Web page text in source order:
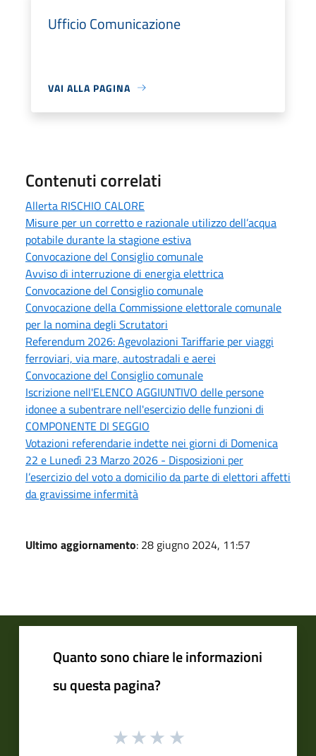
Ufficio Comunicazione
VAI ALLA PAGINA
Contenuti correlati
Allerta RISCHIO CALORE
Misure per un corretto e razionale utilizzo dell’acqua
potabile durante la stagione estiva
Convocazione del Consiglio comunale
Avviso di interruzione di energia elettrica
Convocazione del Consiglio comunale
Convocazione della Commissione elettorale comunale
per la nomina degli Scrutatori
Referendum 2026: Agevolazioni Tariffarie per viaggi
ferroviari, via mare, autostradali e aerei
Convocazione del Consiglio comunale
Iscrizione nell'ELENCO AGGIUNTIVO delle persone
idonee a subentrare nell'esercizio delle funzioni di
COMPONENTE DI SEGGIO
Votazioni referendarie indette nei giorni di Domenica
22 e Lunedì 23 Marzo 2026 - Disposizioni per
l’esercizio del voto a domicilio da parte di elettori affetti
da gravissime infermità
Ultimo aggiornamento: 28 giugno 2024, 11:57
Quanto sono chiare le informazioni
su questa pagina?